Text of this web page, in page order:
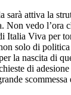
sarà attiva la
Non vedo l’ora
Italia Viva per
solo di
la nascita di
di